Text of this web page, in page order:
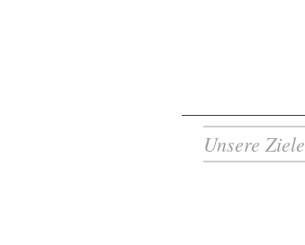
Unsere Ziele